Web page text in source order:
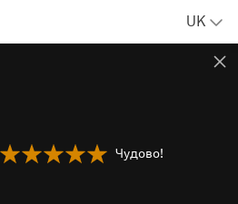
UK
Чудово!